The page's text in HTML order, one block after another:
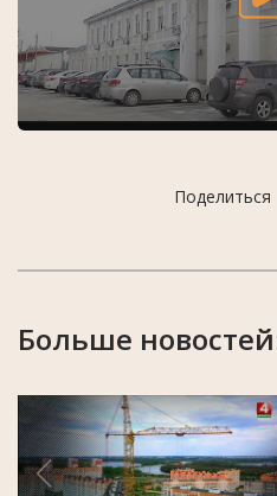
Поделиться
Больше